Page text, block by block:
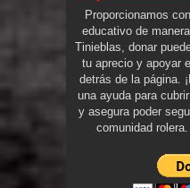
Proporcionamos
educativo de
Tinieblas, donar
tu aprecio y apoyar
detrás de la página.
una ayuda para
y asegura poder
comunidad